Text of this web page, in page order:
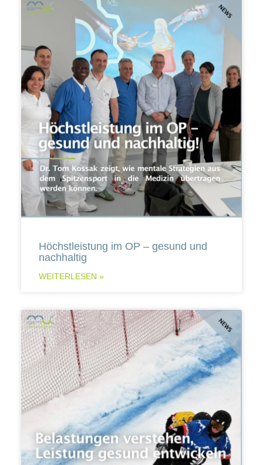
Höchstleistung im OP – gesund und
nachhaltig
WEITERLESEN »